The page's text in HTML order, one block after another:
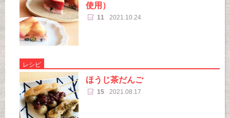
使用）
11 2021.10.24
レシピ
ほうじ茶だんご
15 2021.08.17